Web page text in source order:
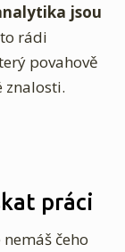
jsou
rádi
povahově
znalosti.
práci
čeho